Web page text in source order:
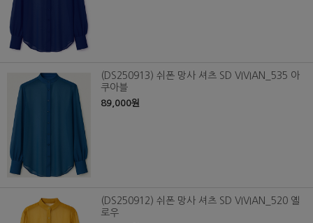
(DS250913) 쉬폰 망사 셔츠 SD VIVIAN_535 아
쿠아블
89,000원
(DS250912) 쉬폰 망사 셔츠 SD VIVIAN_520 옐
로우